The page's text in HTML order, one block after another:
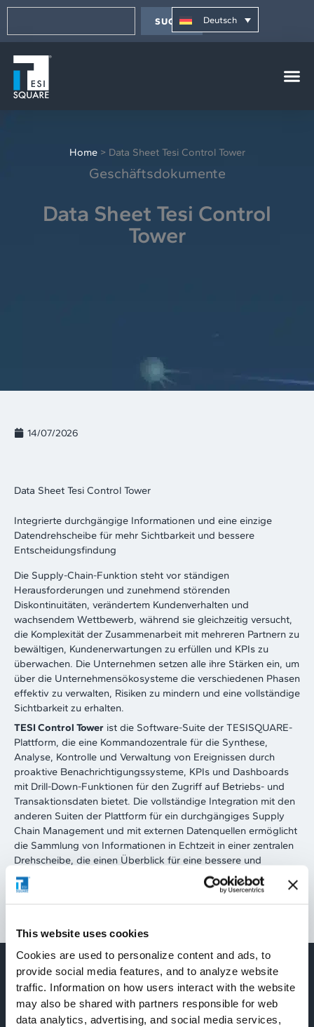
This website uses cookies
Cookies are used to personalize content and ads, to
provide social media features, and to analyze website
traffic. Information on how users interact with the website
may also be shared with partners responsible for web
data analytics, advertising, and social media services,
Zum
springen
SUCHE Deutsch
Home> Data Sheet Tesi Control Tower
Geschäftsdokumente
Data Sheet Tesi Control
Tower
14/07/2026
Data Sheet Tesi Control Tower
Integrierte durchgängige Informationen und eine einzige
Datendrehscheibe für mehr Sichtbarkeit und bessere
Entscheidungsfindung
Die Supply-Chain-Funktion steht vor ständigen
Herausforderungen und zunehmend störenden
Diskontinuitäten, verändertem Kundenverhalten und
wachsendem Wettbewerb, während sie gleichzeitig versucht,
die Komplexität der Zusammenarbeit mit mehreren Partnern zu
bewältigen, Kundenerwartungen zu erfüllen und KPIs zu
überwachen. Die Unternehmen setzen alle ihre Stärken ein, um
über die Unternehmensökosysteme die verschiedenen Phasen
effektiv zu verwalten, Risiken zu mindern und eine vollständige
Sichtbarkeit zu erhalten.
TESI Control Tower ist die Software-Suite der TESISQUARE-
Plattform, die eine Kommandozentrale für die Synthese,
Analyse, Kontrolle und Verwaltung von Ereignissen durch
proaktive Benachrichtigungssysteme, KPIs und Dashboards
mit Drill-Down-Funktionen für den Zugriff auf Betriebs- und
Transaktionsdaten bietet. Die vollständige Integration mit den
anderen Suiten der Plattform für ein durchgängiges Supply
Chain Management und mit externen Datenquellen ermöglicht
die Sammlung von Informationen in Echtzeit in einer zentralen
Drehscheibe, die einen Überblick für eine bessere und
abgestimmte Entscheidungsfindung bietet.
Um mehr zu erfahren
Verwandte Dokumente